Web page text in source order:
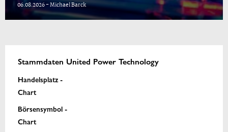
06.08.2026 - Michael Barck
Stammdaten United Power Technology
Handelsplatz -
Chart
Börsensymbol -
Chart